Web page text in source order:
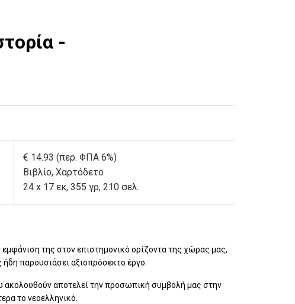
-
€ 14.93 (περ. ΦΠΑ 6%)
Βιβλίο, Χαρτόδετο
24 x 17 εκ, 355 γρ, 210 σελ.
της στον επιστημονικό ορίζοντα της χώρας μας,
παρουσιάσει αξιοπρόσεκτο έργο.
αποτελεί την προσωπική συμβολή μας στην
το νεοελληνικό.